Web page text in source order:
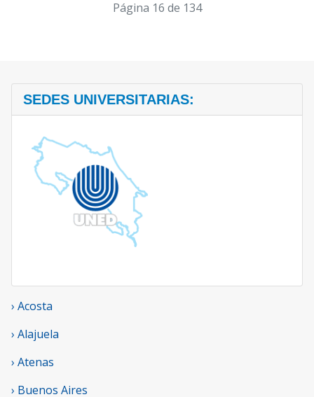
Página 16 de 134
SEDES UNIVERSITARIAS:
› Acosta
› Alajuela
› Atenas
› Buenos Aires